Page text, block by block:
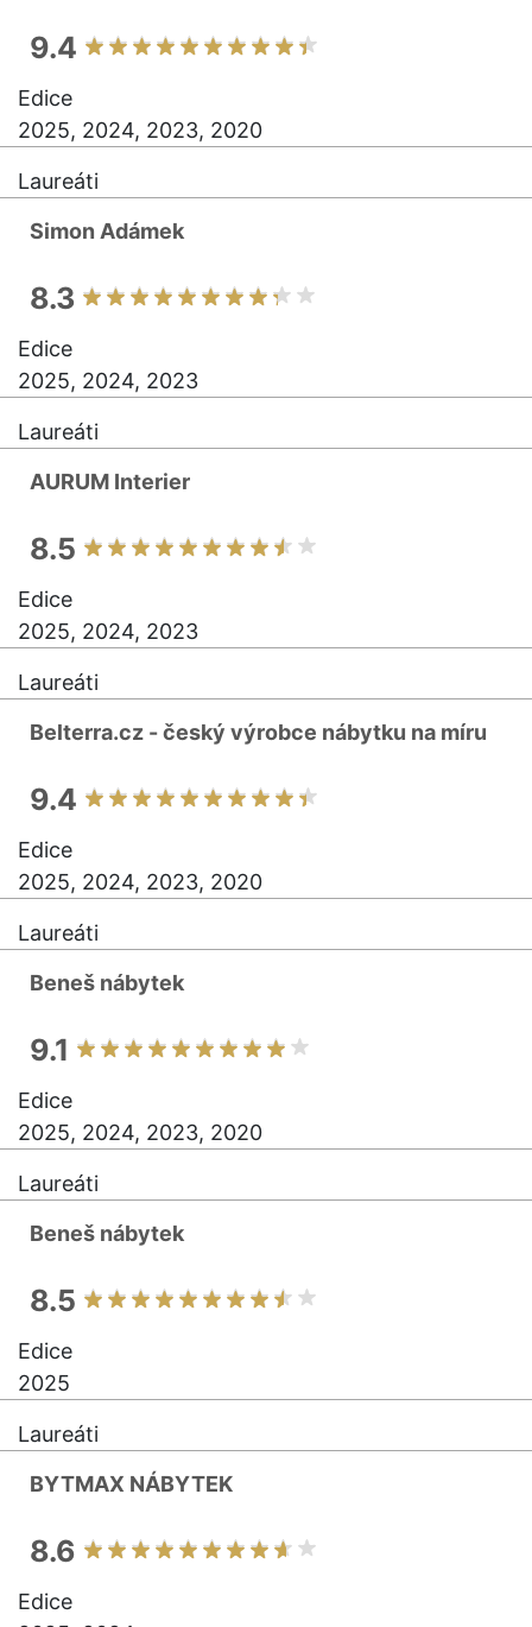
9.4
Edice
2025, 2024, 2023, 2020
Laureáti
Simon Adámek
8.3
Edice
2025, 2024, 2023
Laureáti
AURUM Interier
8.5
Edice
2025, 2024, 2023
Laureáti
Belterra.cz - český výrobce nábytku na míru
9.4
Edice
2025, 2024, 2023, 2020
Laureáti
Beneš nábytek
9.1
Edice
2025, 2024, 2023, 2020
Laureáti
Beneš nábytek
8.5
Edice
2025
Laureáti
BYTMAX NÁBYTEK
8.6
Edice